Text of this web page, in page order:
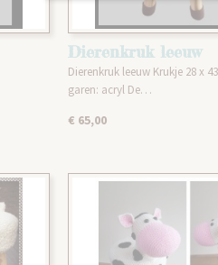
Dierenkruk leeuw
Dierenkruk leeuw Krukje 28 x
garen: acryl De…
€ 65,00